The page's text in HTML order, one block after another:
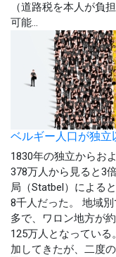
（道路税を本人が負
可能...
ベルギー人口が独立
1830年の独立からお
378万人から見ると3
局（Statbel）による
8千人だった。 地域
多で、ワロン地方が
125万人となってい
加してきたが、二度